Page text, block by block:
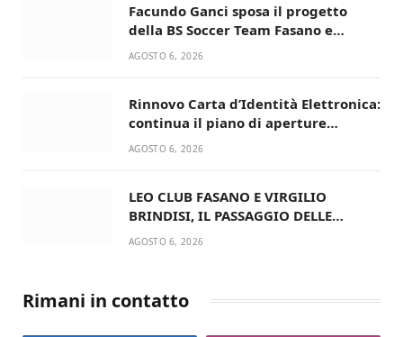
Facundo Ganci sposa il progetto
della BS Soccer Team Fasano e
ritorna in campo
AGOSTO 6, 2026
Rinnovo Carta d’Identità Elettronica:
continua il piano di aperture
straordinarie del Comune di Fasano
AGOSTO 6, 2026
LEO CLUB FASANO E VIRGILIO
BRINDISI, IL PASSAGGIO DELLE
CONSEGNE RINNOVA UN’AMICIZIA
AGOSTO 6, 2026
Rimani in contatto